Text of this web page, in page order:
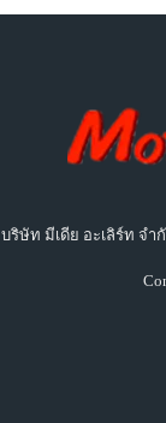
บริษัท มีเดีย อะเลิร์ท จำ